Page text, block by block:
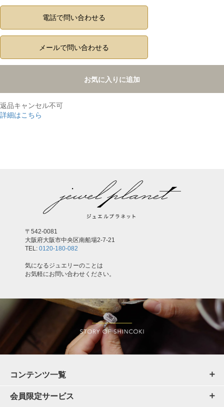
電話で問い合わせる
メールで問い合わせる
お気に入りに追加
返品キャンセル不可
詳細はこちら
〒542-0081
大阪府大阪市中央区南船場2-7-21
TEL: 0120-180-082
気になるジュエリーのことは
お気軽にお問い合わせください。
コンテンツ一覧
会員限定サービス